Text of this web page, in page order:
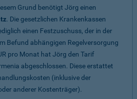
Grund benötigt Jörg einen
. Die gesetzlichen Krankenkassen
einen Festzuschuss, der in der
Befund abhängigen Regelversorgung
pro Monat hat Jörg den Tarif
abgeschlossen. Diese erstattet
(inklusive der
anderer Kostenträger).